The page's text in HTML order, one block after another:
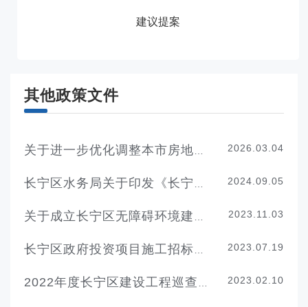
建议提案
其他政策文件
2026.03.04
2024.09.05
2023.11.03
2023.07.19
2023.02.10